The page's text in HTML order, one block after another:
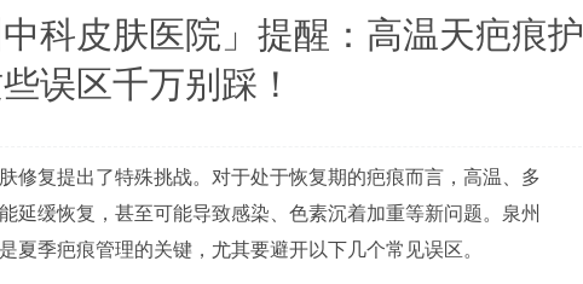
科皮肤医院」提醒：高温天疤痕护
误区千万别踩！
修复提出了特殊挑战。对于处于恢复期的疤痕而言，高温、多
延缓恢复，甚至可能导致感染、色素沉着加重等新问题。泉州
夏季疤痕管理的关键，尤其要避开以下几个常见误区。